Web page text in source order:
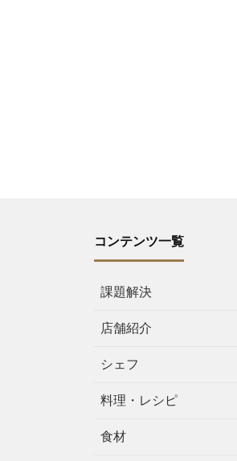
コンテンツ一覧
課題解決
店舗紹介
シェフ
料理・レシピ
食材